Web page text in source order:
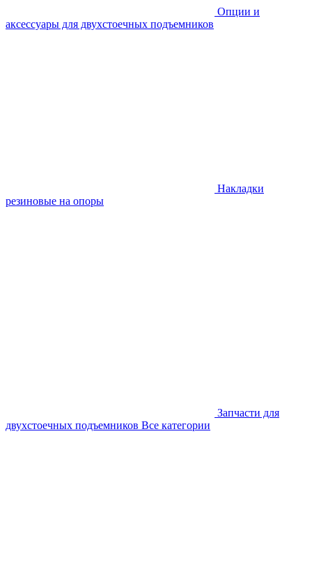
Опции и
аксессуары для двухстоечных подъемников
Накладки
резиновые на опоры
Запчасти для
двухстоечных подъемников Все категории